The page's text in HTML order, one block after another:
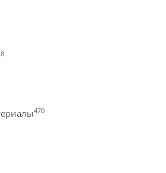
8
470